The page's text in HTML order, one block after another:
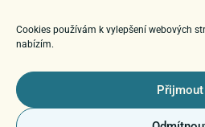
Cookies používám k vylepšení webových
nabízím.
Přijmout
© 2026